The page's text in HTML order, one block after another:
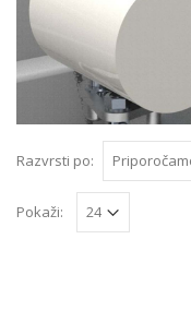
Razvrsti po:
Pokaži: